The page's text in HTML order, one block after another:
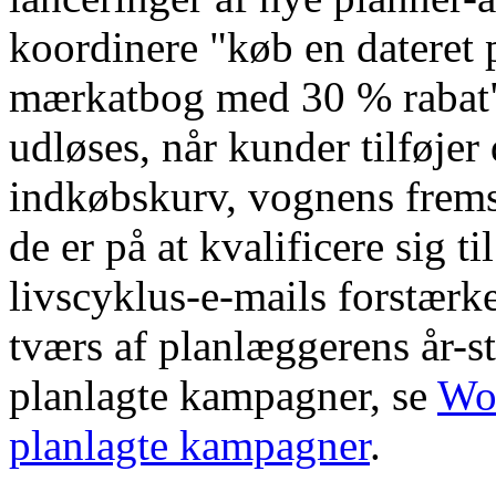
koordinere "køb en dateret
mærkatbog med 30 %
udløses, når kunder tilføjer
indkøbskurv, vognens
de er på at kvalificere sig
livscyklus-e-mails
tværs af planlæggerens år-
planlagte kampagner, se
planlagte kampagner.